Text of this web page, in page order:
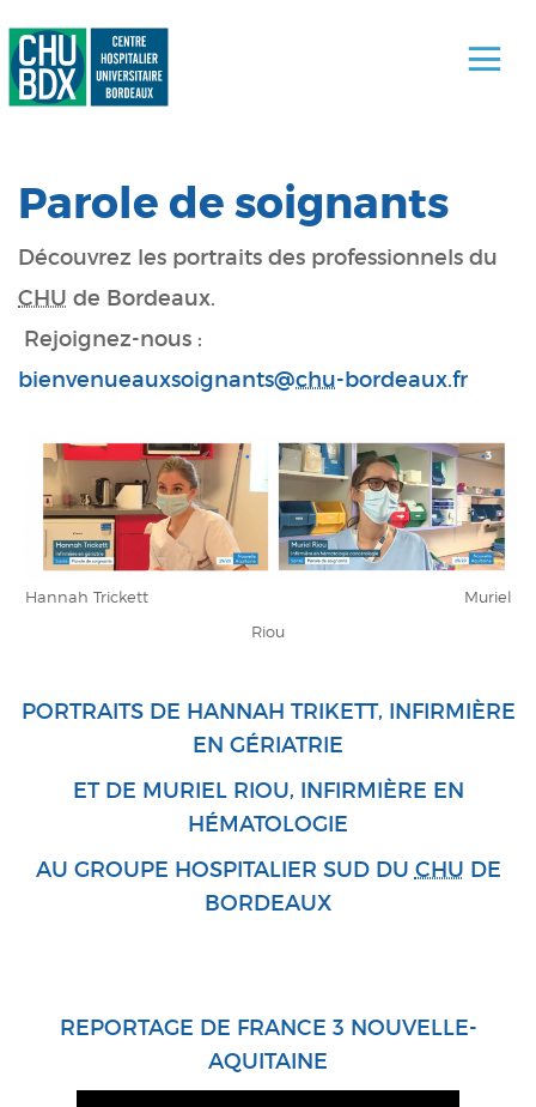
Parole de soignants
Découvrez les portraits des professionnels du
CHU de Bordeaux.
Rejoignez-nous :
bienvenueauxsoignants@chu-bordeaux.fr
Hannah Trickett Muriel
Riou
PORTRAITS DE HANNAH TRIKETT, INFIRMIÈRE
EN GÉRIATRIE
ET DE MURIEL RIOU, INFIRMIÈRE EN
HÉMATOLOGIE
AU GROUPE HOSPITALIER SUD DU CHU DE
BORDEAUX
REPORTAGE DE FRANCE 3 NOUVELLE-
AQUITAINE